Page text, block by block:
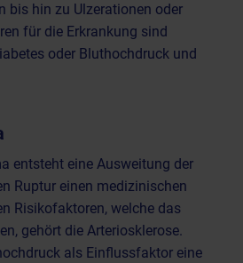
bis hin zu Ulzerationen oder
für die Erkrankung sind
oder Bluthochdruck und
entsteht eine Ausweitung der
Ruptur einen medizinischen
Risikofaktoren, welche das
gehört die Arteriosklerose.
als Einflussfaktor eine